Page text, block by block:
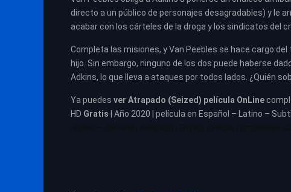
directo a un público de personajes desagradables) y le
acabar con los cárteles de la droga y los sindicatos del
Completa las misiones, y Van Peebles se hace cargo
hijo. Sin embargo, ninguno de los dos puede haberse
Adkins, lo que lleva a ataques por todos lados. ¿Quién
Ya puedes ver Atrapado (Seized) película OnLine
HD Gratis | Año 2020 | película en Español – Latino –